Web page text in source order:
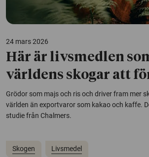
24 mars 2026
Här är livsmedlen
världens skogar att
Grödor som majs och ris och driver fram mer
världen än exportvaror som kakao och kaffe.
studie från Chalmers.
Skogen Livsmedel